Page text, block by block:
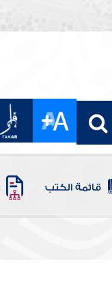
قائمة الكتب